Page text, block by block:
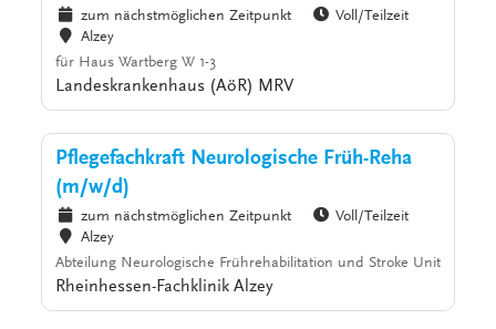
zum nächstmöglichen Zeitpunkt
Voll/Teilzeit
Alzey
für Haus Wartberg W 1-3
Landeskrankenhaus (AöR) MRV
Pflegefachkraft Neurologische Früh-Reha
(m/w/d)
zum nächstmöglichen Zeitpunkt
Voll/Teilzeit
Alzey
Abteilung Neurologische Frührehabilitation und Stroke Unit
Rheinhessen-Fachklinik Alzey